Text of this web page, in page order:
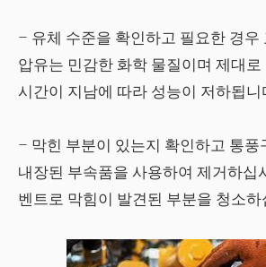
– 유체 수준을 확인하고 필요한 경우
압유는 민감한 화학 물질이며 제대
시간이 지남에 따라 성능이 저하됩니
– 막힌 부분이 있는지 확인하고 통풍
내장된 부속품을 사용하여 제거하십
벤트로 막힘이 발견된 부분을 청소하